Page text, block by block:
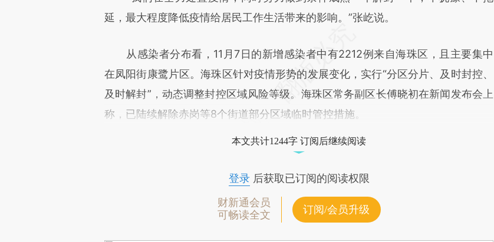
延，最大程度降低疫情给居民工作生活带来的影响。”张屹说。
从感染者分布看，11月7日的新增感染者中有2212例来自海珠区，且主要集中
在凤阳街康鹭片区。海珠区针对疫情形势的发展变化，实行“分区分片、及时封控、
及时解封”，动态调整封控区域风险等级。海珠区常务副区长傅晓初在新闻发布会上
称，已陆续解除赤岗等8个街道部分区域临时管控措施。
本文共计1244字 订阅后继续阅读
登录后获取已订阅的阅读权限
财新通会员
可畅读全文
订阅/会员升级